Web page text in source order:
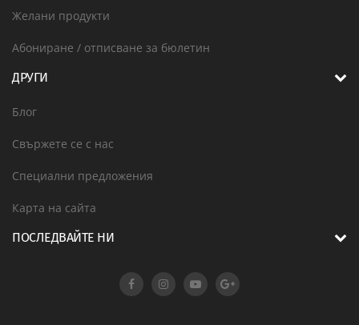
Желани продукти
Абониране / отписване за бюлетин
ДРУГИ
Блог
Свържете се с нас
Специални предложения
Карта на сайта
ПОСЛЕДВАЙТЕ НИ